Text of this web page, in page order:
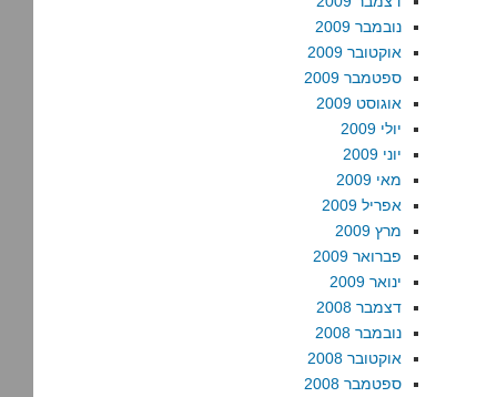
נובמבר 2009
אוקטובר 2009
ספטמבר 2009
אוגוסט 2009
יולי 2009
יוני 2009
מאי 2009
אפריל 2009
מרץ 2009
פברואר 2009
ינואר 2009
דצמבר 2008
נובמבר 2008
אוקטובר 2008
ספטמבר 2008